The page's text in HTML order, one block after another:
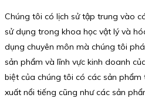
Chúng tôi có lịch sử tập trung vào
sử dụng trong khoa học vật lý và
dụng chuyên môn mà chúng tôi
sản phẩm và lĩnh vực kinh doanh
biệt của chúng tôi có các sản phẩm
xuất nổi tiếng cũng như các sản